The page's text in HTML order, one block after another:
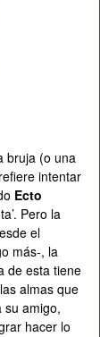
bruja (o una
intentar
Ecto
Pero la
el
más-, la
de esta tiene
almas que
su amigo,
hacer lo